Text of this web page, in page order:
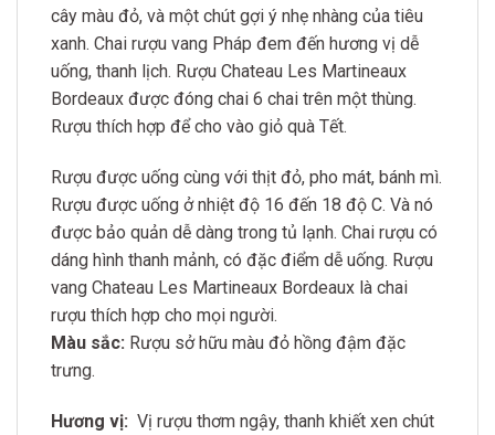
cây màu đỏ, và một chút gợi ý nhẹ nhàng của tiêu
xanh. Chai rượu vang Pháp đem đến hương vị dễ
uống, thanh lịch. Rượu Chateau Les Martineaux
Bordeaux được đóng chai 6 chai trên một thùng.
Rượu thích hợp để cho vào giỏ quà Tết.
Rượu được uống cùng với thịt đỏ, pho mát, bánh mì.
Rượu được uống ở nhiệt độ 16 đến 18 độ C. Và nó
được bảo quản dễ dàng trong tủ lạnh. Chai rượu có
dáng hình thanh mảnh, có đặc điểm dễ uống. Rượu
vang Chateau Les Martineaux Bordeaux là chai
rượu thích hợp cho mọi người.
Màu sắc: Rượu sở hữu màu đỏ hồng đậm đặc
trưng.
Hương vị: Vị rượu thơm ngậy, thanh khiết xen chút